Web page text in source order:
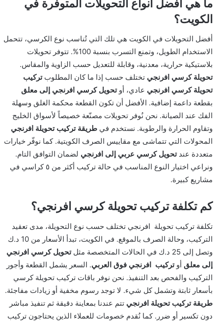
ما هي أفضل أنواع التحويلات المتوفرة في
الكويت؟
أفضل التحويلات في الكويت هي تلك التي تُناسب نوع الكرسي، تتحمل
الاستخدام الطويل، وتمنع التسرب بنسبة 100%. تتوفر تحويلات
بلاستيكية حرارية، معدنية، وقابلة للتعديل حسب الزاوية والمقاس.
تحويلة كرسي افرنجي تختلف حسب إذا ما كان المطلوبتركيب
تحويلة كرسي افرنجي عادي، أوتحويل كرسي افرنجي إلى معلق
بقطعة داعمة إضافية. الأفضل أن تكون القطعة محكمة الغلق وسهلة
الفك عند الصيانة. نحن نُوفر تحويلات مصنّعة خصيصاً لأسواق الخليج
وتقاوم الحرارة والرطوبة. نستخدم في طريقة تركيب تحويلة افرنجي
المحولات التي تتماشى مع مقاييس الصرف الكويتية. كما نوفّر خيارات
متعددة عندتحويل كرسي عربي إلى افرنجي لضمان التوافق التام.
ونراعي اختيار النوع المناسب في حالة تركيب أكثر من ٥ كراسي في
مشاريع كبيرة.
كم تكلفة تركيب تحويلة كرسي افرنجي؟
تكلفة تركيب تحويلة افرنجي تختلف حسب نوع التحويلة، مدى تعقيد
التركيب، وحالة الصرف بالموقع. في الكويت، تبدأ الأسعار من 10 د.ك
وتصل إلى 25 د.ك في الحالات المتخصصة مثل
تحويل كرسي افرنجي
إلى معلق أوتركيب افرنجي فوق العربي. السعر يشمل القطعة وأجور
التركيب والفحص بعد التنفيذ. نحن نوفر باقات تركيب تحويلة كرسي
بأسعار ثابتة وتشمل كل شيء. لا توجد رسوم مخفية أو زيادات مفاجئة.
طريقة تركيب تحويلة افرنجي تتم عندنا بمعاينة دقيقة ثم تنفيذ مباشر
دون تكسير أو ضرر. كما نُقدم خصومات للعملاء الذين يحتاجون تركيب